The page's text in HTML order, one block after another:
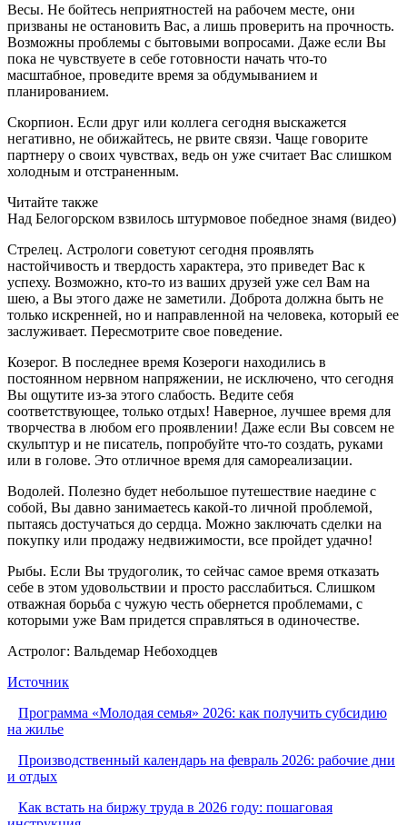
Весы. Не бойтесь неприятностей на рабочем месте, они
призваны не остановить Вас, а лишь проверить на прочность.
Возможны проблемы с бытовыми вопросами. Даже если Вы
пока не чувствуете в себе готовности начать что-то
масштабное, проведите время за обдумыванием и
планированием.
Скорпион. Если друг или коллега сегодня выскажется
негативно, не обижайтесь, не рвите связи. Чаще говорите
партнеру о своих чувствах, ведь он уже считает Вас слишком
холодным и отстраненным.
Читайте также
Над Белогорском взвилось штурмовое победное знамя (видео)
Стрелец. Астрологи советуют сегодня проявлять
настойчивость и твердость характера, это приведет Вас к
успеху. Возможно, кто-то из ваших друзей уже сел Вам на
шею, а Вы этого даже не заметили. Доброта должна быть не
только искренней, но и направленной на человека, который ее
заслуживает. Пересмотрите свое поведение.
Козерог. В последнее время Козероги находились в
постоянном нервном напряжении, не исключено, что сегодня
Вы ощутите из-за этого слабость. Ведите себя
соответствующее, только отдых! Наверное, лучшее время для
творчества в любом его проявлении! Даже если Вы совсем не
скульптур и не писатель, попробуйте что-то создать, руками
или в голове. Это отличное время для самореализации.
Водолей. Полезно будет небольшое путешествие наедине с
собой, Вы давно занимаетесь какой-то личной проблемой,
пытаясь достучаться до сердца. Можно заключать сделки на
покупку или продажу недвижимости, все пройдет удачно!
Рыбы. Если Вы трудоголик, то сейчас самое время отказать
себе в этом удовольствии и просто расслабиться. Слишком
отважная борьба с чужую честь обернется проблемами, с
которыми уже Вам придется справляться в одиночестве.
Астролог: Вальдемар Небоходцев
Источник
Программа «Молодая семья» 2026: как получить субсидию
на жилье
Производственный календарь на февраль 2026: рабочие дни
и отдых
Как встать на биржу труда в 2026 году: пошаговая